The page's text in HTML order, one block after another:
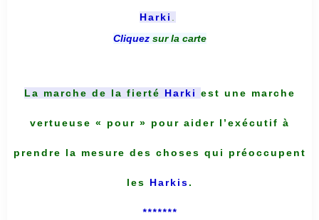
Harki
Cliquez sur la carte
La marche de la fierté Harki est une marche
vertueuse « pour » pour aider l’exécutif à
prendre la mesure des choses qui préoccupent
les Harkis.
*******